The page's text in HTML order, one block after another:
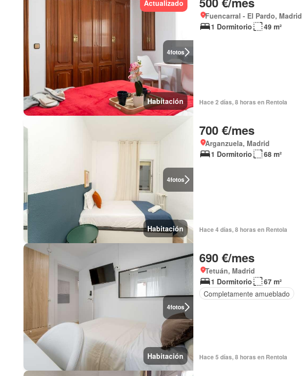
4fotos
Actualizado
Habitación
Fuencarral - El Pardo, Madrid
1 Dormitorio
49 m²
Hace 2 días, 8 horas en Rentola
4fotos
Habitación
700 €/mes
Arganzuela, Madrid
1 Dormitorio
68 m²
Hace 4 días, 8 horas en Rentola
4fotos
Habitación
690 €/mes
Tetuán, Madrid
1 Dormitorio
67 m²
Completamente amueblado
Hace 5 días, 8 horas en Rentola